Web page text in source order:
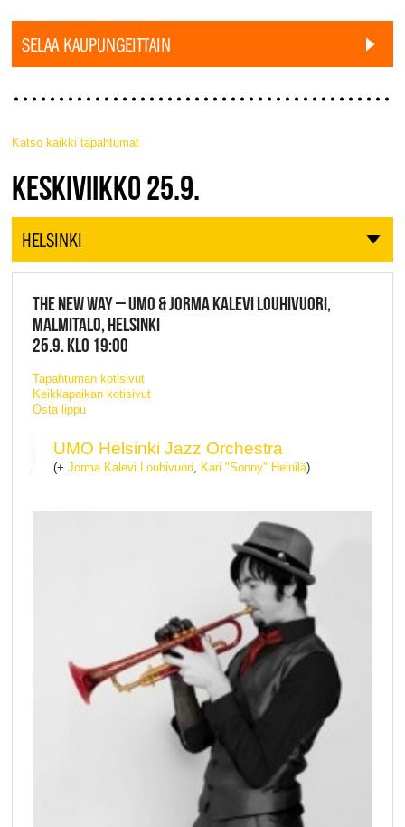
SELAA KAUPUNGEITTAIN
Katso kaikki tapahtumat
JAZZ FINLAND LIVE
KESKIVIIKKO 25.9.
HELSINKI
THE NEW WAY – UMO & JORMA KALEVI LOUHIVUORI,
MALMITALO, HELSINKI
25.9. KLO 19:00
Tapahtuman kotisivut
Keikkapaikan kotisivut
Osta lippu
UMO Helsinki Jazz Orchestra
(+ Jorma Kalevi Louhivuori Kari "Sonny" Heinilä)